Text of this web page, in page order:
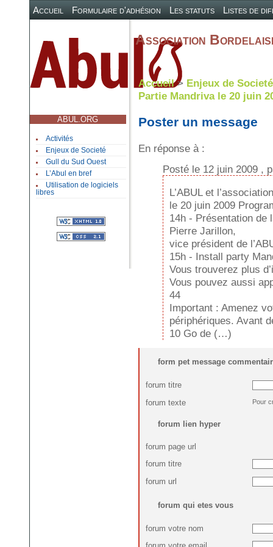
Accueil Formulaire d'adhésion Les statuts Listes de
ABUL.ORG
Activités
Enjeux de Societé
Gull du Sud Ouest
L’Abul en bref
Utilisation de logiciels
libres
Association
Accueil> Enjeux de Societé
Partie Mandriva le 20 juin
Poster un message
En réponse à :
Posté le 12 juin 2009 ,
L’ABUL et
le 20 juin 2009
14h - Présentation de
Pierre Jarillon,
vice président de
15h - Install party
Vous trouverez plus
Vous pouvez aussi
44
Important : Amenez
périphériques. Avant
10 Go de (…)
form pet message
forum titre
forum texte
Pour
forum lien hyper
forum page url
forum titre
forum url
forum qui etes vous
forum votre nom